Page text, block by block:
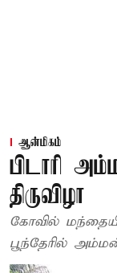
ஆன்மிகம்
பிடாரி
திருவிழா
கோவில்
பூந்தேரில்